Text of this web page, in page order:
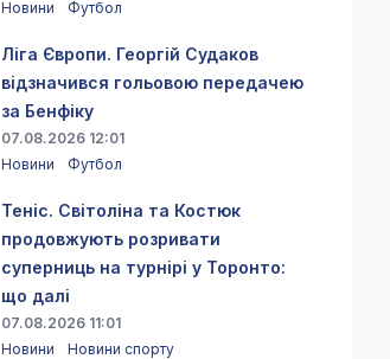
Новини
Футбол
Ліга Європи. Георгій Судаков
відзначився гольовою передачею
за Бенфіку
07.08.2026 12:01
Новини
Футбол
Теніс. Світоліна та Костюк
продовжують розривати
суперниць на турнірі у Торонто:
що далі
07.08.2026 11:01
Новини
Новини спорту